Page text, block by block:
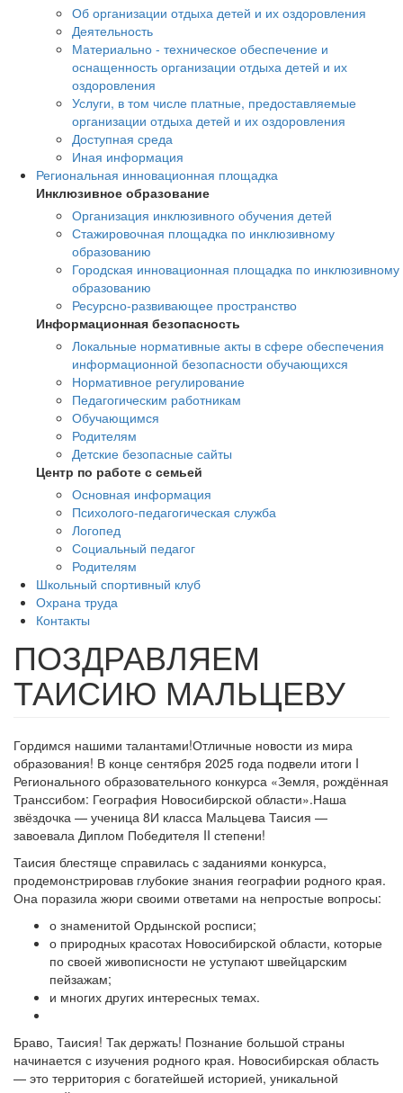
Об организации отдыха детей и их оздоровления
Деятельность
Материально - техническое обеспечение и
оснащенность организации отдыха детей и их
оздоровления
Услуги, в том числе платные, предоставляемые
организации отдыха детей и их оздоровления
Доступная среда
Иная информация
Региональная инновационная площадка
Инклюзивное образование
Организация инклюзивного обучения детей
Стажировочная площадка по инклюзивному
образованию
Городская инновационная площадка по инклюзивному
образованию
Ресурсно-развивающее пространство
Информационная безопасность
Локальные нормативные акты в сфере обеспечения
информационной безопасности обучающихся
Нормативное регулирование
Педагогическим работникам
Обучающимся
Родителям
Детские безопасные сайты
Центр по работе с семьей
Основная информация
Психолого-педагогическая служба
Логопед
Социальный педагог
Родителям
Школьный спортивный клуб
Охрана труда
Контакты
ПОЗДРАВЛЯЕМ
ТАИСИЮ МАЛЬЦЕВУ
Гордимся нашими талантами!Отличные новости из мира
образования! В конце сентября 2025 года подвели итоги I
Регионального образовательного конкурса «Земля, рождённая
Транссибом: География Новосибирской области».Наша
звёздочка — ученица 8И класса Мальцева Таисия —
завоевала Диплом Победителя II степени!
Таисия блестяще справилась с заданиями конкурса,
продемонстрировав глубокие знания географии родного края.
Она поразила жюри своими ответами на непростые вопросы:
о знаменитой Ордынской росписи;
о природных красотах Новосибирской области, которые
по своей живописности не уступают швейцарским
пейзажам;
и многих других интересных темах.
Браво, Таисия! Так держать! Познание большой страны
начинается с изучения родного края. Новосибирская область
— это территория с богатейшей историей, уникальной